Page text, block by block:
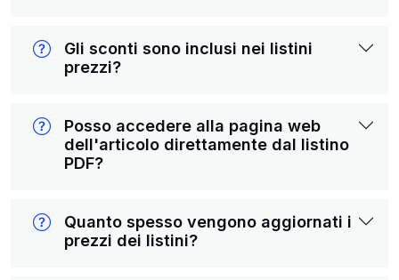
Gli sconti sono inclusi nei listini
prezzi?
Posso accedere alla pagina web
dell'articolo direttamente dal listino
PDF?
Quanto spesso vengono aggiornati i
prezzi dei listini?